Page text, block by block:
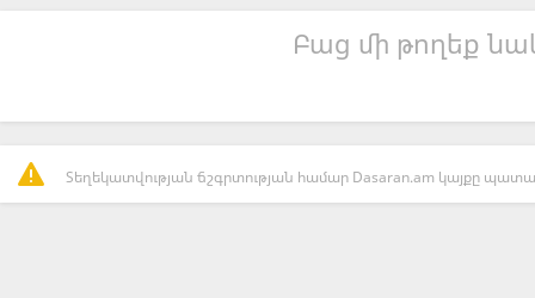
Բաց մի թողեք
Տեղեկատվության ճշգրտության համար Dasaran.am կայքը